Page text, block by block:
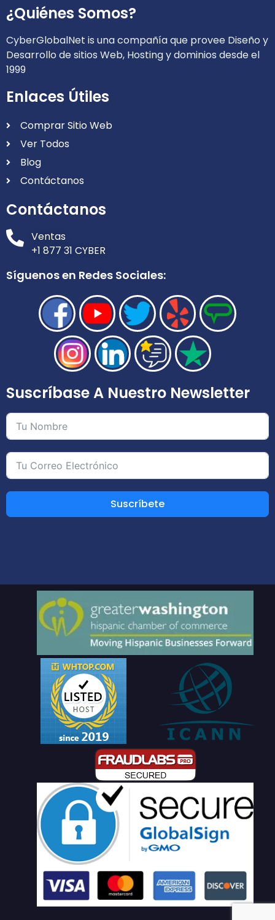
¿Quiénes Somos?
CyberGlobalNet is una compañía que provee Diseño y
Desarrollo de sitios Web, Hosting y dominios desde el
1999
Enlaces Útiles
Comprar Sitio Web
Ver Todos
Blog
Contáctanos
Contáctanos
Ventas
+1 877 31 CYBER
Síguenos en Redes Sociales:
Suscríbase A Nuestro Newsletter
Suscríbete